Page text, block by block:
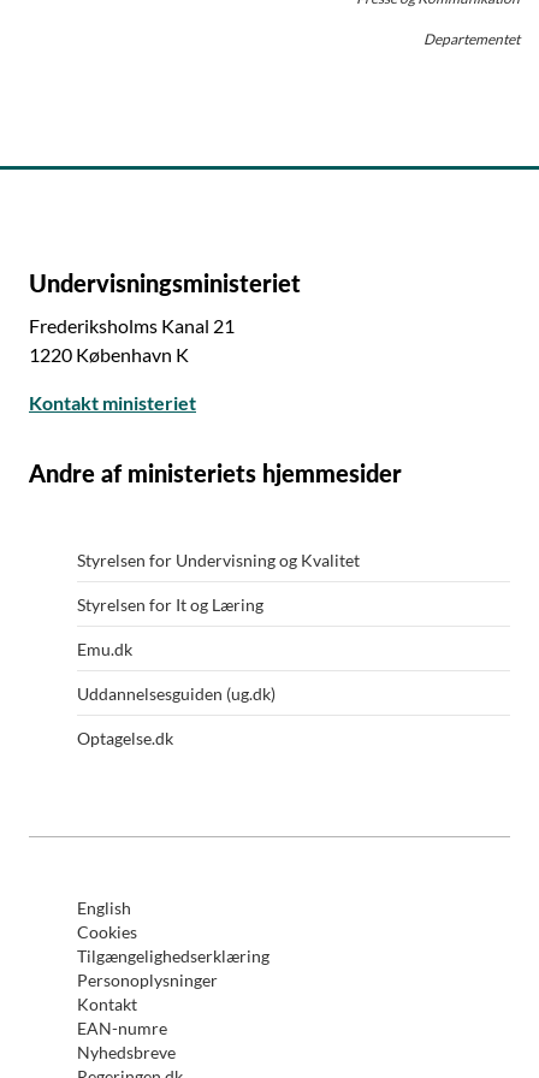
Departementet
Undervisningsministeriet
Frederiksholms Kanal 21
1220 København K
Kontakt ministeriet
Andre af ministeriets hjemmesider
Styrelsen for Undervisning og Kvalitet
Styrelsen for It og Læring
Emu.dk
Uddannelsesguiden (ug.dk)
Optagelse.dk
English
Cookies
Tilgængelighedserklæring
Personoplysninger
Kontakt
EAN-numre
Nyhedsbreve